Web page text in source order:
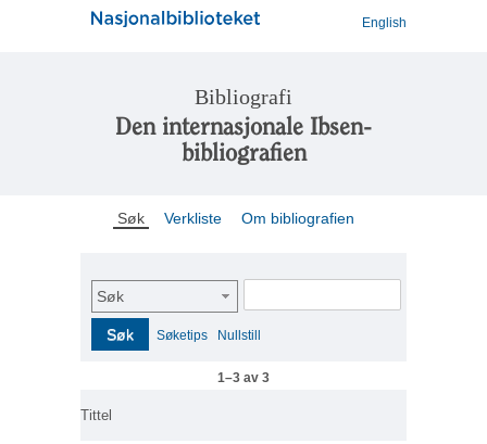
English
Bibliografi
Den internasjonale Ibsen-
bibliografien
Søk Verkliste Om bibliografien
Søk
Søk Søketips Nullstill
1–3 av 3
Tittel